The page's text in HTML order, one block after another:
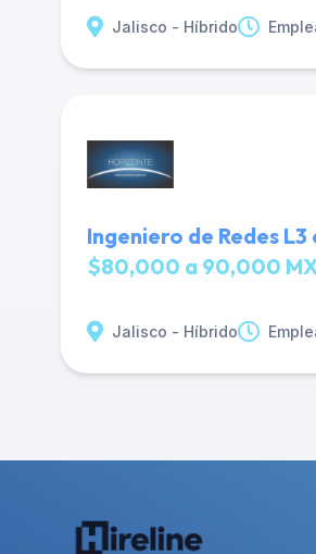
Jalisco - Híbrido
Ingeniero de Redes
$80,000 a 90,000
Jalisco - Híbrido